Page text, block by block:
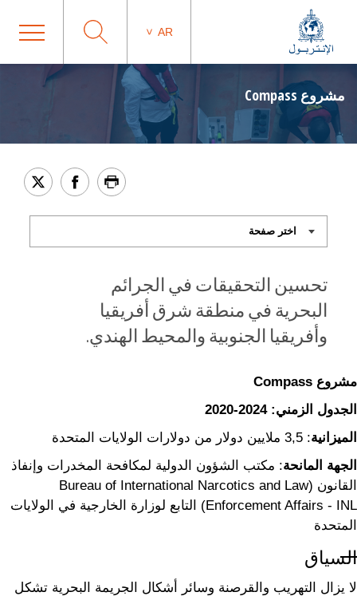
AR
مشروع Compass
تحسين التحقيقات في الجرائم
البحرية في منطقة شرق أفريقيا
وأفريقيا الجنوبية والمحيط الهندي.
مشروع Compass
الجدول الزمني: 2024-2020
الميزانية: 3,5 ملايين دولار من دولارات الولايات المتحدة
الجهة المانحة: مكتب الشؤون الدولية لمكافحة المخدرات وإنفاذ
القانون (Bureau of International Narcotics and Law
Enforcement Affairs - INL) التابع لوزارة الخارجية في الولايات
المتحدة
السياق
لا يزال التهريب والقرصنة وسائر أشكال الجريمة البحرية تشكل